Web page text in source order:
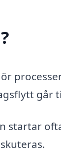
går
startar